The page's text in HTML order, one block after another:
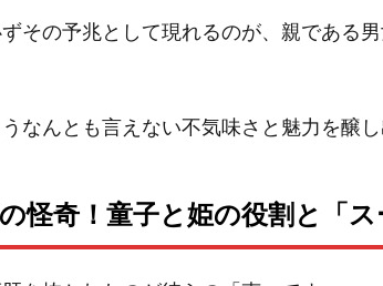
その予兆として現れるのが、親である男
なんとも言えない不気味さと魅力を醸し
怪奇！童子と姫の役割と「